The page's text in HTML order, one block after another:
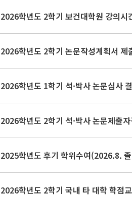
2026학년도 1학기 석·박사 논문심
2026학년도 2학기 석·박사 논문제출
2025학년도 후기 학위수여(2026.8.
2026학년도 2학기 국내 타 대학 학점